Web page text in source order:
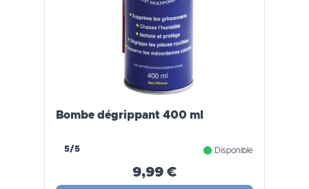
Bombe dégrippant 400 ml
5/5 Disponible
9,99 €